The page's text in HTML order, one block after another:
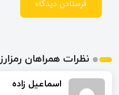
نظرات همراهان
اسماعیل زاده